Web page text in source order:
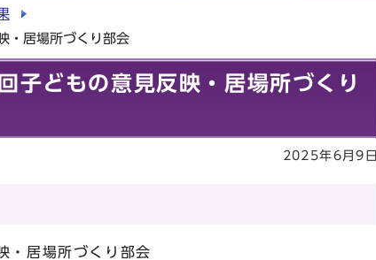
・居場所づくり部会
どもの意見反映・居場所づくり
2025年6月9日
・居場所づくり部会